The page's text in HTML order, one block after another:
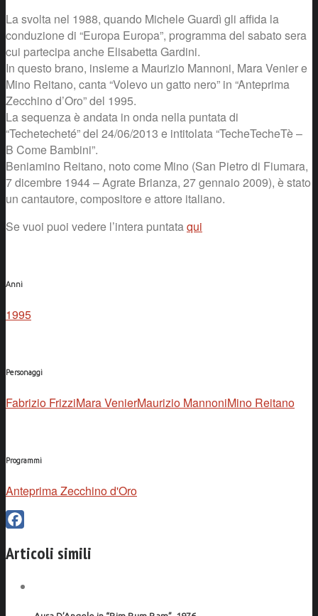
La svolta nel 1988, quando Michele Guardì gli affida la
conduzione di “Europa Europa”, programma del sabato sera
cui partecipa anche Elisabetta Gardini.
In questo brano, insieme a Maurizio Mannoni, Mara Venier e
Mino Reitano, canta “Volevo un gatto nero” in “Anteprima
Zecchino d’Oro” del 1995.
La sequenza è andata in onda nella puntata di
“Techetecheté” del 24/06/2013 e intitolata “TecheTecheTè –
B Come Bambini”.
Beniamino Reitano, noto come Mino (San Pietro di Fiumara,
7 dicembre 1944 – Agrate Brianza, 27 gennaio 2009), è stato
un cantautore, compositore e attore italiano.
Se vuoi puoi vedere l’intera puntataqui
Anni
1995
Personaggi
Fabrizio FrizziMara VenierMaurizio MannoniMino Reitano
Programmi
Anteprima Zecchino d'Oro
Articoli simili